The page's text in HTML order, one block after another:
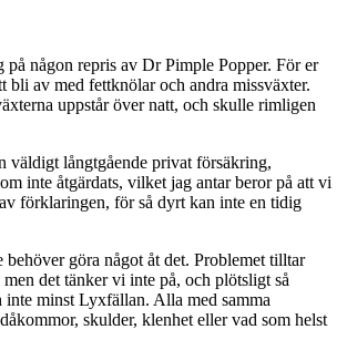
på någon repris av Dr Pimple Popper. För er
bli av med fettknölar och andra missväxter.
äxterna uppståröver natt, och skulle rimligen
väldigt långtgående privat försäkring,
inte åtgärdats, vilket jag antar beror på att vi
förklaringen, för så dyrt kan inte en tidig
behöver göra något åt det. Problemet tilltar
men det tänker vi inte på, och plötsligt så
inte minst Lyxfällan. Alla med samma
åkommor, skulder, klenhet eller vad som helst